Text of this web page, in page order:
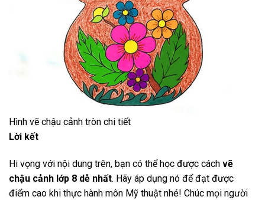
Hình vẽ chậu cảnh tròn chi tiết
Lời kết
Hi vọng với nội dung trên, bạn có thể học được cách vẽ
chậu cảnh lớp 8 dễ nhất. Hãy áp dụng nó để đạt được
điểm cao khi thực hành môn Mỹ thuật nhé! Chúc mọi người